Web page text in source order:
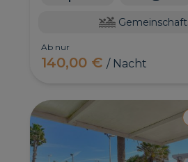
Ab nur
140,00 €/ Nacht